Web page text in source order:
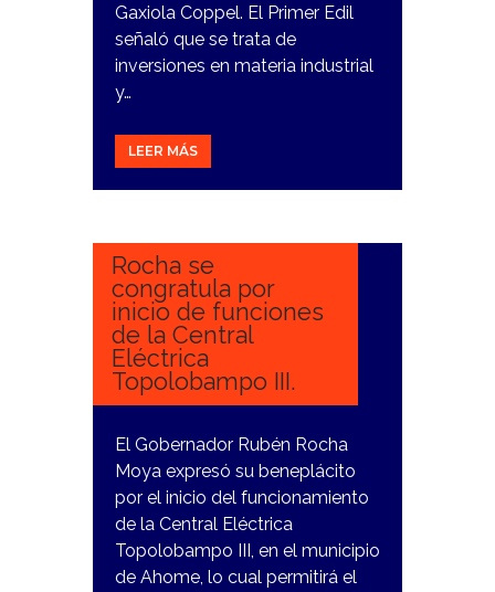
Gaxiola Coppel. El Primer Edil
señaló que se trata de
inversiones en materia industrial
y…
LEER MÁS
9
Rocha se
congratula por
inicio de funciones
de la Central
Eléctrica
Topolobampo III.
El Gobernador Rubén Rocha
Moya expresó su beneplácito
por el inicio del funcionamiento
de la Central Eléctrica
Topolobampo III, en el municipio
de Ahome, lo cual permitirá el